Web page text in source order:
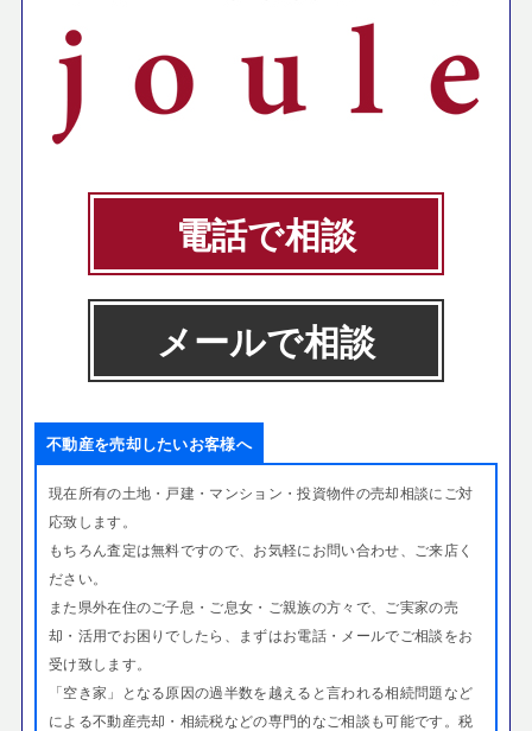
電話で相談
メールで相談
不動産を売却したいお客様へ
現在所有の土地・戸建・マンション・投資物件の売却相談にご対
応致します。
もちろん査定は無料ですので、お気軽にお問い合わせ、ご来店く
ださい。
また県外在住のご子息・ご息女・ご親族の方々で、
ご実家の売
却・活用でお困りでしたら、まずはお電話・メールでご相談をお
受け致します。
「空き家」となる原因の過半数を越えると言われる相続問題など
による不動産売却・相続税などの専門的なご相談も可能です。税